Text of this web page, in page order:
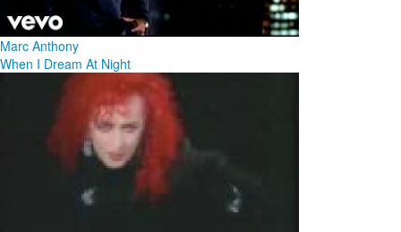
Marc Anthony
When I Dream At Night